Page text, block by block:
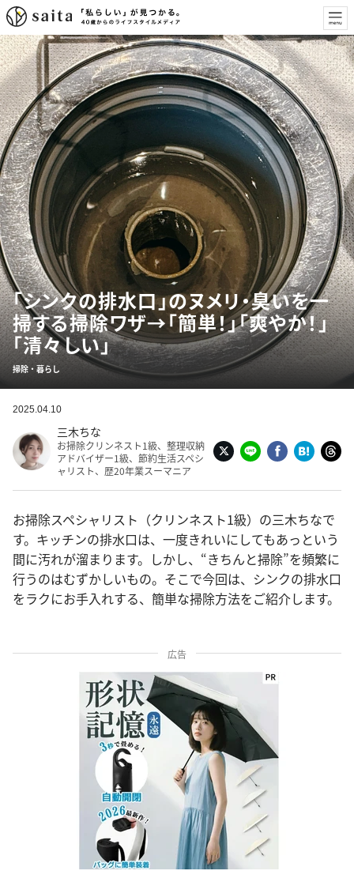
「シンクの排水口」のヌメリ・臭いを一
掃する掃除ワザ→「簡単！」「爽やか！」
「清々しい」
掃除・暮らし
2025.04.10
三木ちな
お掃除クリンネスト1級、整理収納
アドバイザー1級、節約生活スペシ
ャリスト、歴20年業スーマニア
お掃除スペシャリスト（クリンネスト1級）の三木ちなで
す。キッチンの排水口は、一度きれいにしてもあっという
間に汚れが溜まります。しかし、“きちんと掃除”を頻繁に
行うのはむずかしいもの。そこで今回は、シンクの排水口
をラクにお手入れする、簡単な掃除方法をご紹介します。
広告